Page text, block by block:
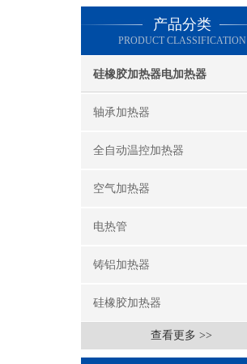
产品分类
PRODUCT CLASSIFICATION
硅橡胶加热器电加热器
轴承加热器
全自动温控加热器
空气加热器
电热管
铸铝加热器
硅橡胶加热器
查看更多 >>